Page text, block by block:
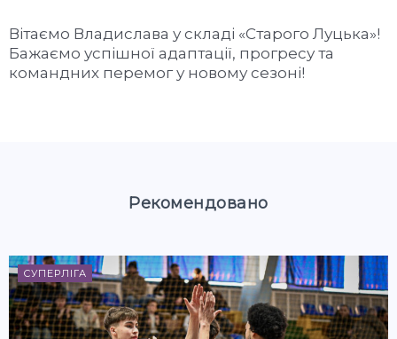
Вітаємо Владислава у складі «Старого Луцька»!
Бажаємо успішної адаптації, прогресу та
командних перемог у новому сезоні!
Рекомендовано
СУПЕРЛІГА